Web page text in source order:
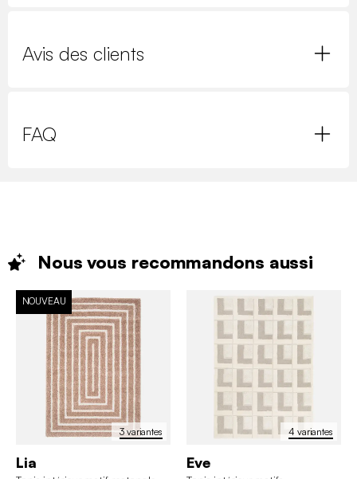
Avis des clients
FAQ
Nous vous recommandons aussi
3 variantes
NOUVEAU
Lia
4 variantes
Eve